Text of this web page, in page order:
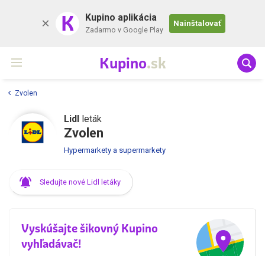
K Kupino aplikácia
Zadarmo v Google Play
Nainštalovať
Kupino.sk
Zvolen
Lidl leták
Zvolen
Hypermarkety a supermarkety
Sledujte nové Lidl letáky
Vyskúšajte šikovný Kupino
vyhľadávač!